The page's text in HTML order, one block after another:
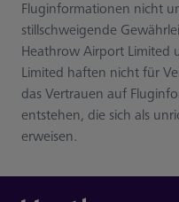
Fluginformationen nicht
stillschweigende
Heathrow Airport Limited
Limited haften nicht für
das Vertrauen auf
entstehen, die sich als
erweisen.